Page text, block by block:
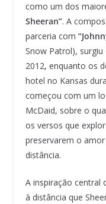
como um dos
Sheeran”. A
parceria com
Snow Patrol),
2012, enquanto os
hotel no Kansas
começou com um
McDaid, sobre o
os versos que
preservarem o
distância.
A inspiração central
à distância que